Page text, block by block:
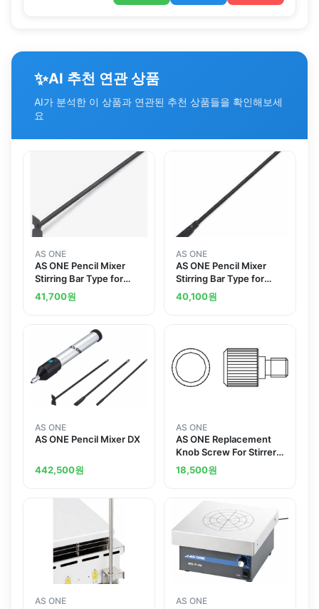
✨AI 추천 연관 상품
AI가 분석한 이 상품과 연관된 추천 상품들을 확인해보세
요
AS ONE
AS ONE Pencil Mixer
Stirring Bar Type for
Replacement
41,700원
AS ONE
AS ONE Pencil Mixer
Stirring Bar Type for
Replacement
40,100원
AS ONE
AS ONE Pencil Mixer DX
442,500원
AS ONE
AS ONE Replacement
Knob Screw For Stirrer
Shaft
18,500원
AS ONE AS ONE